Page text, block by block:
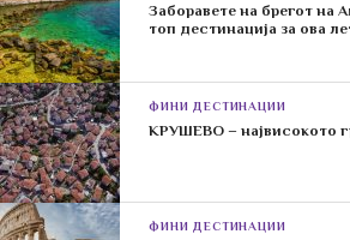
Заборавете на брегот на
топ дестинација за ова
ФИНИ ДЕСТИНАЦИИ
КРУШЕВО – највисокото
ФИНИ ДЕСТИНАЦИИ